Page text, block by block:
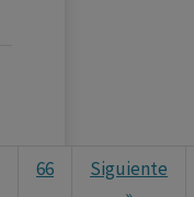
66
Siguiente